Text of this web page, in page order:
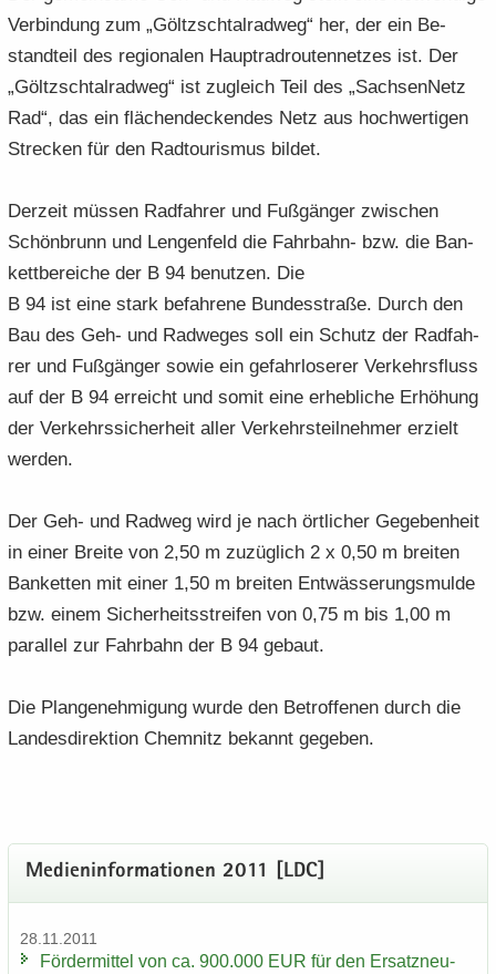
Ver­bin­dung zum „Göltzsch­tal­rad­weg“ her, der ein Be­
stand­teil des re­gio­na­len Haupt­rad­rou­ten­net­zes ist. Der
„Göltzsch­tal­rad­weg“ ist zu­gleich Teil des „Sach­sen­Netz
Rad“, das ein flä­chen­de­cken­des Netz aus hoch­wer­ti­gen
Stre­cken für den Rad­tou­ris­mus bil­det.
Der­zeit müs­sen Rad­fah­rer und Fuß­gän­ger zwi­schen
Schön­brunn und Len­gen­feld die Fahrbahn-​ bzw. die Ban­
kett­be­rei­che der B 94 be­nut­zen. Die
B 94 ist eine stark be­fah­re­ne Bun­des­stra­ße. Durch den
Bau des Geh- und Rad­we­ges soll ein Schutz der Rad­fah­
rer und Fuß­gän­ger sowie ein ge­fahr­lo­se­rer Ver­kehrs­fluss
auf der B 94 er­reicht und somit eine er­heb­li­che Er­hö­hung
der Ver­kehrs­si­cher­heit aller Ver­kehrs­teil­neh­mer er­zielt
wer­den.
Der Geh- und Rad­weg wird je nach ört­li­cher Ge­ge­ben­heit
in einer Brei­te von 2,50 m zu­züg­lich 2 x 0,50 m brei­ten
Ban­ket­ten mit einer 1,50 m brei­ten Ent­wäs­se­rungs­mul­de
bzw. einem Si­cher­heits­strei­fen von 0,75 m bis 1,00 m
par­al­lel zur Fahr­bahn der B 94 ge­baut.
Die Plan­ge­neh­mi­gung wurde den Be­trof­fe­nen durch die
Lan­des­di­rek­ti­on Chem­nitz be­kannt ge­ge­ben.
Me­di­en­in­for­ma­tio­nen 2011 [LDC]
28.11.2011
För­der­mit­tel von ca. 900.000 EUR für den Er­satz­neu­